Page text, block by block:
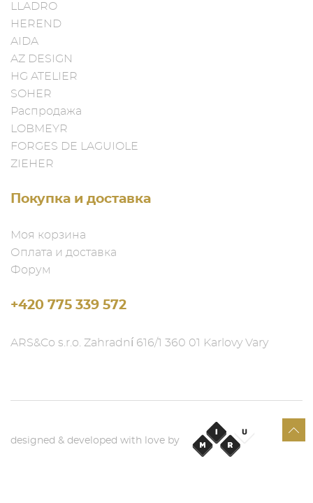
LLADRO
HEREND
AIDA
AZ DESIGN
HG ATELIER
SOHER
Распродажа
LOBMEYR
FORGES DE LAGUIOLE
ZIEHER
Покупка и доставка
Моя корзина
Оплата и доставка
Форум
+420 775 339 572
ARS&Co s.r.o. Zahradní 616/1 360 01 Karlovy Vary
designed & developed with love by